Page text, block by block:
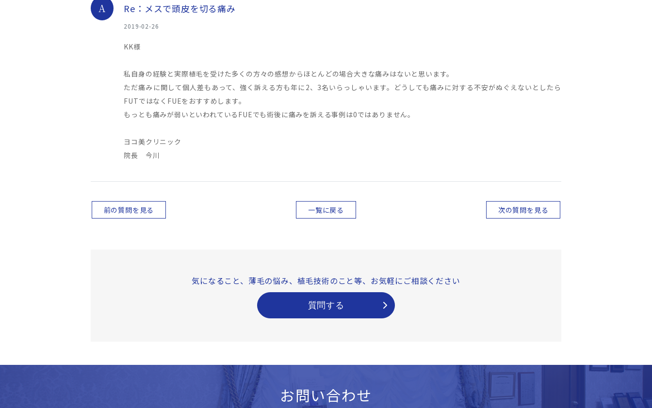
A Re：メスで頭皮を切る痛み
2019-02-26
KK様
私自身の経験と実際植毛を受けた多くの方々の感想からほとんどの場合大きな痛みはないと思います。
ただ痛みに関して個人差もあって、強く訴える方も年に2、3名いらっしゃいます。どうしても痛みに対する不安がぬぐえないとしたら
FUTではなくFUEをおすすめします。
もっとも痛みが弱いといわれているFUEでも術後に痛みを訴える事例は0ではありません。
ヨコ美クリニック
院長 今川
前の質問を見る 一覧に戻る 次の質問を見る
気になること、薄毛の悩み、 植毛技術のこと等、 お気軽にご相談ください
質問する
お問い合わせ